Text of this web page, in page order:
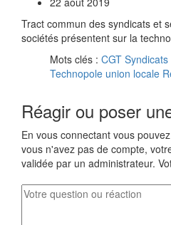
Tract commun des syndicats et
sociétés présentent sur la
Mots clés : CGT
Technopole union locale
Réagir ou poser
En vous connectant vous
vous n'avez pas de compte,
validée par un administrateur.